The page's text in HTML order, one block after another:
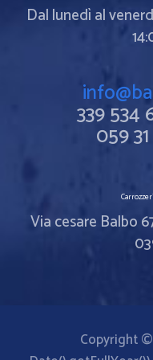
Dal lunedì al
339 534
059
Via cesare Balbo
Copyright